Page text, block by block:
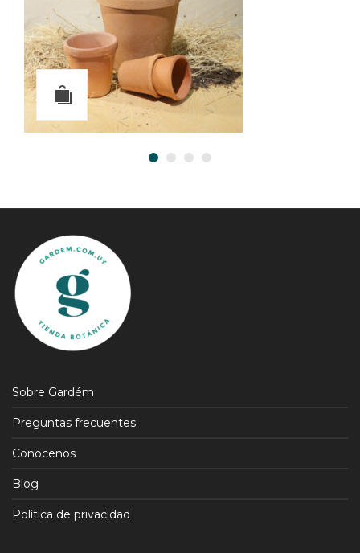
Sobre Gardém
Preguntas frecuentes
Conocenos
Blog
Política de privacidad